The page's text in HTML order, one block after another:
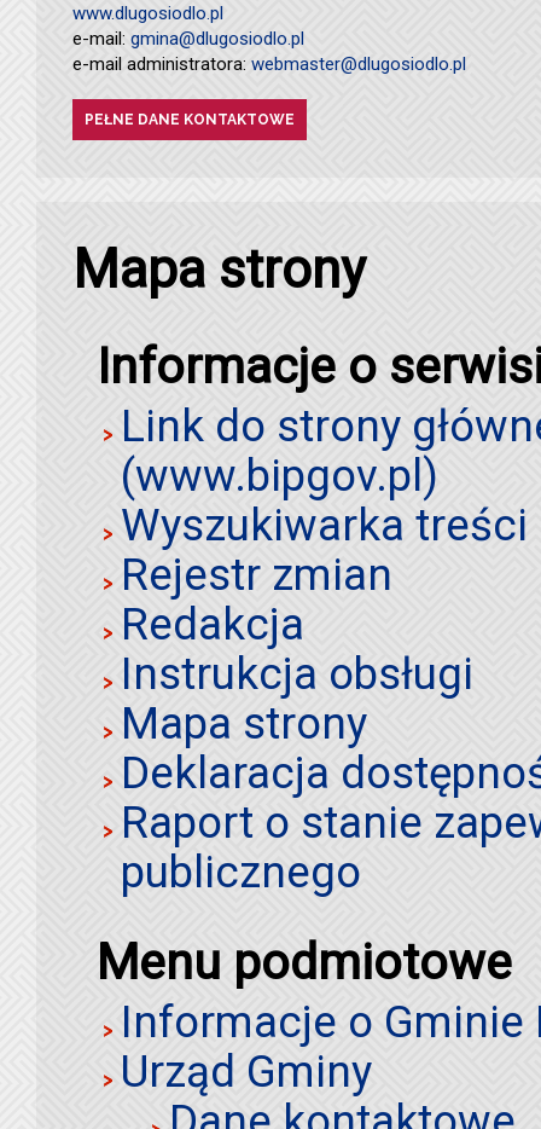
www.dlugosiodlo.pl
e-mail: gmina@dlugosiodlo.pl
e-mail administratora: webmaster@dlugosiodlo.pl
PEŁNE DANE KONTAKTOWE
Mapa strony
Informacje o
Link do strony
(www.bipgov.pl)
Wyszukiwarka
Rejestr zmian
Redakcja
Instrukcja obsługi
Mapa strony
Deklaracja
Raport o stanie
publicznego
Menu podmiotowe
Informacje o Gminie
Urząd Gminy